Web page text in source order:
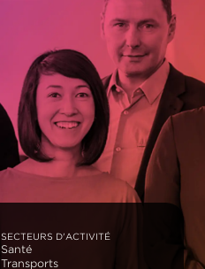
SECTEURS D'ACTIVITÉ
Santé
Transports